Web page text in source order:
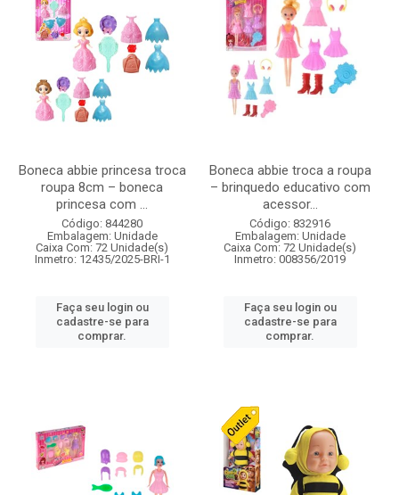
Boneca abbie princesa troca
roupa 8cm – boneca
princesa com ...
Código: 844280
Embalagem: Unidade
Caixa Com: 72 Unidade(s)
Inmetro: 12435/2025-BRI-1
Faça seu login ou
cadastre-se para
comprar.
Boneca abbie troca a roupa
– brinquedo educativo com
acessor...
Código: 832916
Embalagem: Unidade
Caixa Com: 72 Unidade(s)
Inmetro: 008356/2019
Faça seu login ou
cadastre-se para
comprar.